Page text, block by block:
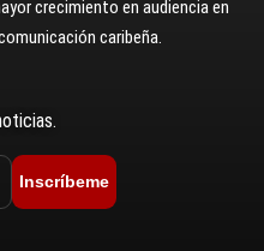
crecimiento en audiencia en
caribeña.
Inscríbeme